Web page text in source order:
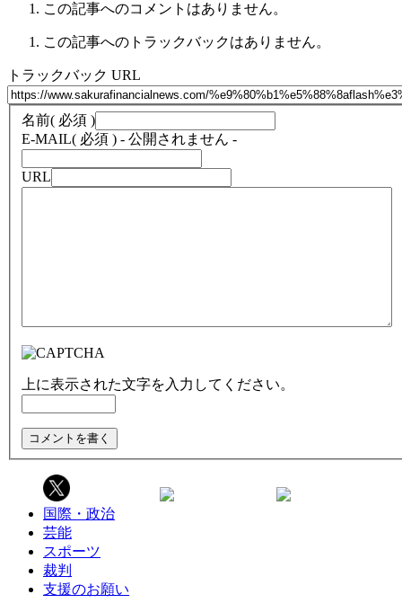
この記事へのコメントはありません。
この記事へのトラックバックはありません。
トラックバック URL
名前( 必須 )
E-MAIL( 必須 ) - 公開されません -
URL
上に表示された文字を入力してください。
国際・政治
芸能
スポーツ
裁判
支援のお願い